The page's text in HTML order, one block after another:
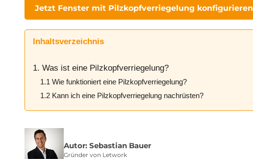
Jetzt Fenster mit Pilzkopfverriegelung konfigurieren
Inhaltsverzeichnis
1. Was ist eine Pilzkopfverriegelung?
1.1 Wie funktioniert eine Pilzkopfverriegelung?
1.2 Kann ich eine Pilzkopfverriegelung nachrüsten?
Autor: Sebastian Bauer
Gründer von Letwork